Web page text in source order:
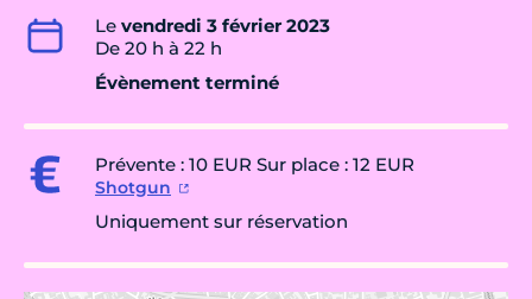
Le vendredi 3 février 2023
De 20 h à 22 h
Évènement terminé
Prévente : 10 EUR Sur place : 12 EUR
Shotgun
Uniquement sur réservation